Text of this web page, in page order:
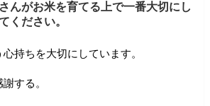
んがお米を育てる上で一番大切にし
ください。
持ちを大切にしています。
する。